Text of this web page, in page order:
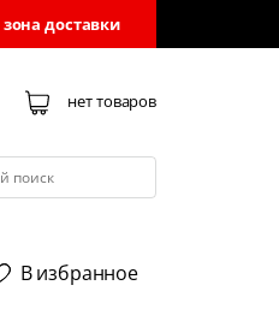
доставки
нет товаров
В избранное